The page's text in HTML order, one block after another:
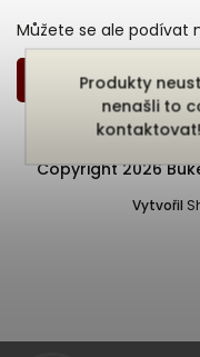
Produkty
nenašli to
Můžete se ale podívat
Zpět do obchodu
Copyright 2026
Vytvořil